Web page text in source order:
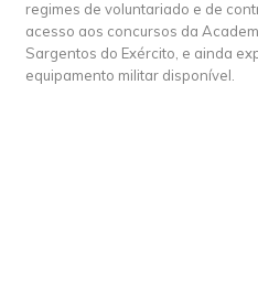
regimes de voluntariado e de
acesso aos concursos da
Sargentos do Exército, e ainda
equipamento militar disponível.